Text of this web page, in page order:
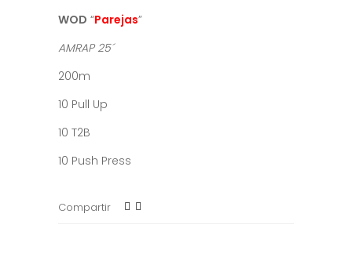
WOD “Parejas”
AMRAP 25´
200m
10 Pull Up
10 T2B
10 Push Press
Compartir